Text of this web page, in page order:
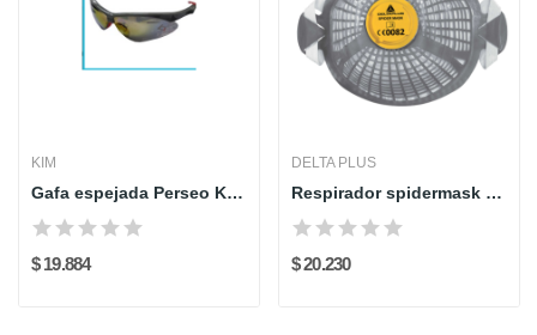
KIM
Gafa espejada Perseo KIM AL078
$ 19.884
DELTA PLUS
Respirador spidermask ffp2w con 5 mallas...
$ 20.230